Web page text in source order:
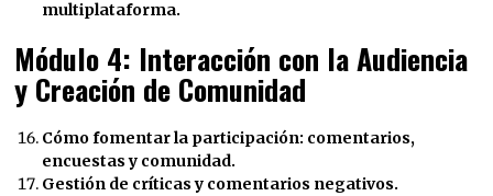
multiplataforma.
Módulo 4: Interacción con la Audiencia
y Creación de Comunidad
Cómo fomentar la participación: comentarios,
encuestas y comunidad.
Gestión de críticas y comentarios negativos.